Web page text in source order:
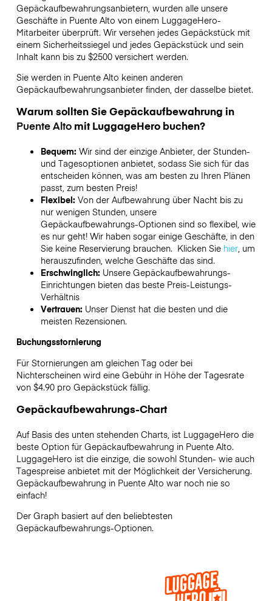
Gepäckaufbewahrungsanbietern, wurden alle unsere
Geschäfte in Puente Alto von einem LuggageHero-
Mitarbeiter überprüft. Wir versehen jedes Gepäckstück mit
einem Sicherheitssiegel und jedes Gepäckstück und sein
Inhalt kann bis zu $2500versichert werden.
Sie werden in Puente Alto keinen anderen
Gepäckaufbewahrungsanbieter finden, der dasselbe bietet.
Warum sollten Sie Gepäckaufbewahrung in
Puente Altomit LuggageHero buchen?
Bequem: Wir sind der einzige Anbieter, der Stunden-
und Tagesoptionen anbietet, sodass Sie sich für das
entscheiden können, was am besten zu Ihren Plänen
passt, zum besten Preis!
Flexibel: Von der Aufbewahrung über Nacht bis zu
nur wenigen Stunden, unsere
Gepäckaufbewahrungs-Optionen sind so flexibel, wie
es nur geht! Wir haben sogar einige Geschäfte, in den
Sie keine Reservierung brauchen. Klicken Sie hier, um
herauszufinden, welche Geschäfte das sind.
Erschwinglich: Unsere Gepäckaufbewahrungs-
Einrichtungen bieten das beste Preis-Leistungs-
Verhältnis
Vertrauen: Unser Dienst hat die besten und die
meisten Rezensionen.
Buchungsstornierung
Für Stornierungen am gleichen Tag oder bei
Nichterscheinen wird eine Gebühr in Höhe der Tagesrate
von $4.90 pro Gepäckstück fällig.
Gepäckaufbewahrungs-Chart
Auf Basis des unten stehenden Charts, ist LuggageHero die
beste Option für Gepäckaufbewahrung in Puente Alto.
LuggageHero ist die einzige, die sowohl Stunden- wie auch
Tagespreise anbietet mit der Möglichkeit der Versicherung.
Gepäckaufbewahrung in Puente Alto war noch nie so
einfach!
Der Graph basiert auf den beliebtesten
Gepäckaufbewahrungs-Optionen.